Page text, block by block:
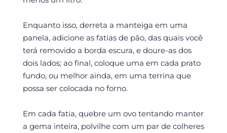
Enquanto isso, derreta a manteiga em uma
panela, adicione as fatias de pão, das quais você
terá removido a borda escura, e doure-as dos
dois lados; ao final, coloque uma em cada prato
fundo, ou melhor ainda, em uma terrina que
possa ser colocada no forno.
Em cada fatia, quebre um ovo tentando manter
a gema inteira, polvilhe com um par de colheres